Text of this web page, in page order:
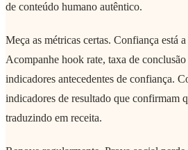
de conteúdo humano autêntico.
Meça as métricas certas. Confiança está
Acompanhe hook rate, taxa de
indicadores antecedentes de confiança.
indicadores de resultado que confirmam
traduzindo em receita.